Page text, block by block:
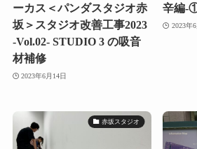
ーカス＜パンダスタジオ赤
坂＞スタジオ改善工事2023
-Vol.02- STUDIO 3 の吸音
材補修
2023年6月14日
辛編-
2023年
赤坂スタジオ